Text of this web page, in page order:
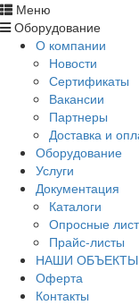
Меню
Оборудование
О компании
Новости
Сертификаты
Вакансии
Партнеры
Доставка и
Оборудование
Услуги
Документация
Каталоги
Опросные
Прайс-листы
НАШИ ОБЪЕКТЫ
Оферта
Контакты